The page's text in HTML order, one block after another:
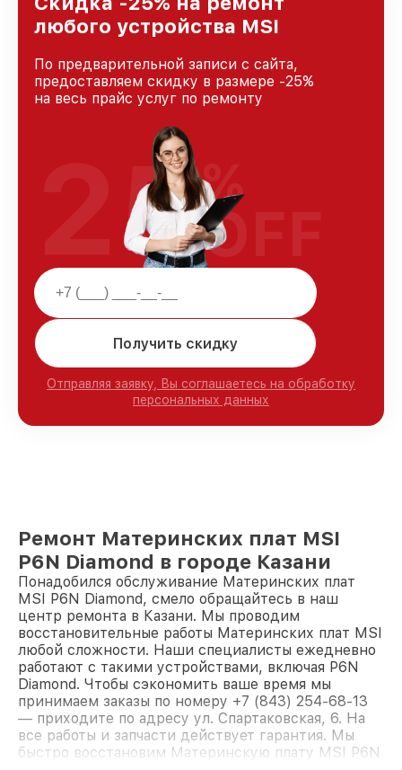
любого устройства MSI
По предварительной записи с сайта,
предоставляем скидку в размере -25%
на весь прайс услуг по ремонту
Получить скидку
Отправляя заявку, Вы соглашаетесь на обработку
персональных данных
25%
OFF
Ремонт Материнских плат MSI
P6N Diamond в городе Казани
Понадобился обслуживание Материнских плат
MSI P6N Diamond, смело обращайтесь в наш
центр ремонта в Казани. Мы проводим
восстановительные работы Материнских плат MSI
любой сложности. Наши специалисты ежедневно
работают с такими устройствами, включая P6N
Diamond. Чтобы сэкономить ваше время мы
принимаем заказы по номеру +7 (843) 254-68-13
— приходите по адресу ул. Спартаковская, 6. На
все работы и запчасти действует гарантия. Мы
быстро восстановим Материнскую плату MSI P6N